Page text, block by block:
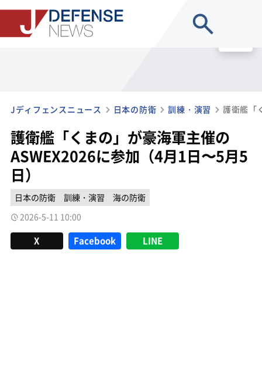
Jディフェンスニュース 日本の防衛 訓練・演習
護衛艦「くまの」が豪海軍主催の
ASWEX2026に参加（4月1日〜5月5
日）
日本の防衛 訓練・演習
海の防衛
2026-5-11 10:00
X Facebook LINE